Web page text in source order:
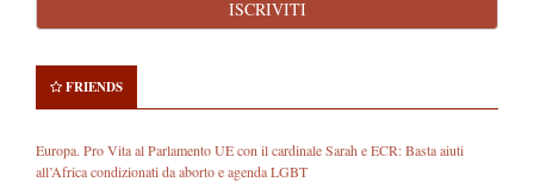
FRIENDS
Europa. Pro Vita al Parlamento UE con il cardinale Sarah e ECR: Basta aiuti
all’Africa condizionati da aborto e agenda LGBT